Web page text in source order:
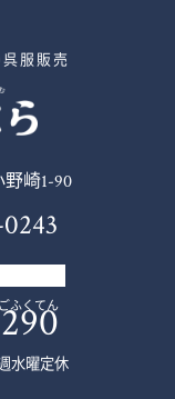
服販売
崎1-90
ふくてん
水曜定休